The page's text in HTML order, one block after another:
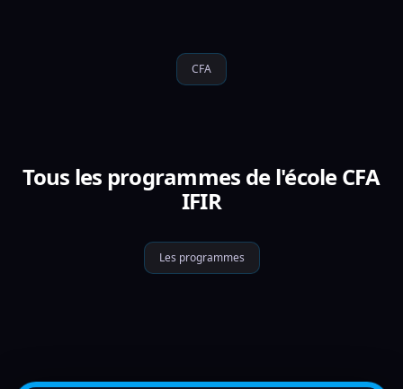
CFA
Tous les programmes de l'école CFA
IFIR
Les programmes